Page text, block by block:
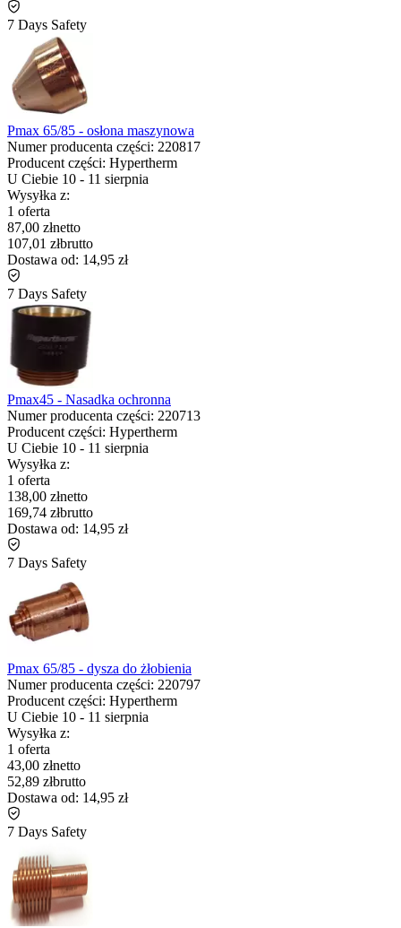
7 Days Safety
Pmax 65/85 - osłona maszynowa
Numer producenta części: 220817
Producent części: Hypertherm
U Ciebie 10 - 11 sierpnia
Wysyłka z:
1 oferta
87,00 złnetto
107,01 złbrutto
Dostawa od: 14,95 zł
7 Days Safety
Pmax45 - Nasadka ochronna
Numer producenta części: 220713
Producent części: Hypertherm
U Ciebie 10 - 11 sierpnia
Wysyłka z:
1 oferta
138,00 złnetto
169,74 złbrutto
Dostawa od: 14,95 zł
7 Days Safety
Pmax 65/85 - dysza do żłobienia
Numer producenta części: 220797
Producent części: Hypertherm
U Ciebie 10 - 11 sierpnia
Wysyłka z:
1 oferta
43,00 złnetto
52,89 złbrutto
Dostawa od: 14,95 zł
7 Days Safety